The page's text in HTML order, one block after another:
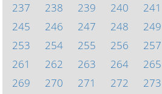
237
238 239 240 241
245
246 247 248 249
253
254 255 256 257
261
262 263 264 265
269
270 271 272 273